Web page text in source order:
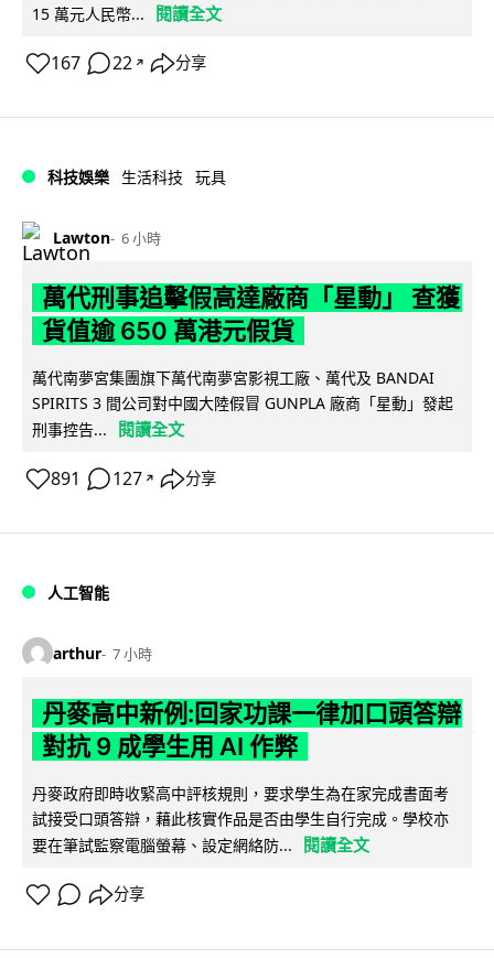
15 萬元人民幣...
閱讀全文
167 22 ↗ 分享
科技娛樂 生活科技 玩具
Lawton 6 小時
萬代刑事追擊假高達廠商「星動」 查獲
貨值逾 650 萬港元假貨
萬代南夢宮集團旗下萬代南夢宮影視工廠、萬代及 BANDAI
SPIRITS 3 間公司對中國大陸假冒 GUNPLA 廠商「星動」發起
刑事控告...
閱讀全文
891 127 ↗ 分享
人工智能
arthur 7 小時
丹麥高中新例:回家功課一律加口頭答辯
對抗 9 成學生用 AI 作弊
丹麥政府即時收緊高中評核規則，要求學生為在家完成書面考
試接受口頭答辯，藉此核實作品是否由學生自行完成。學校亦
要在筆試監察電腦螢幕、設定網絡防...
閱讀全文
分享